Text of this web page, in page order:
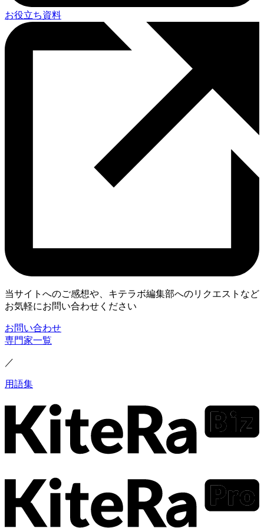
お役立ち資料
当サイトへのご感想や、キテラボ編集部へのリクエストなど
お気軽にお問い合わせください
お問い合わせ
専門家一覧
／
用語集